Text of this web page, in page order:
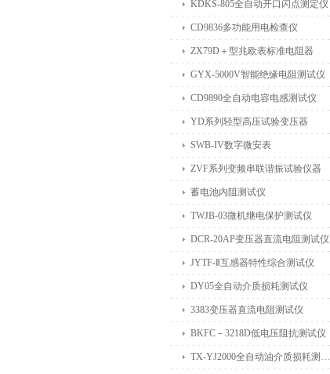
KDKS-805全自动开口闪点测定仪
CD9836多功能用电检查仪
ZX79D＋型兆欧表标准电阻器
GYX-5000V智能绝缘电阻测试仪
CD9890全自动电容电感测试仪
YD系列轻型高压试验变压器
SWB-IV数字微安表
ZVF系列变频串联谐振试验仪器
蓄电池内阻测试仪
TWJB-03微机继电保护测试仪
DCR-20AP变压器直流电阻测试仪
JYTF-Ⅱ互感器特性综合测试仪
DY05全自动介质损耗测试仪
3383变压器直流电阻测试仪
BKFC－3218D低电压阻抗测试仪
TX-YJ2000全自动油介质损耗测试仪